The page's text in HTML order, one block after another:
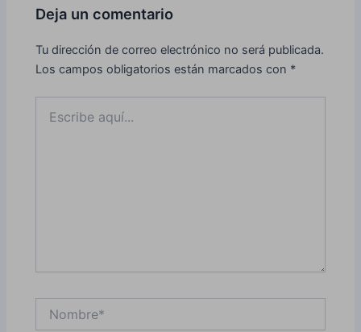
Deja un comentario
Tu dirección de correo electrónico no será publicada.
Los campos obligatorios están marcados con *
aquí...